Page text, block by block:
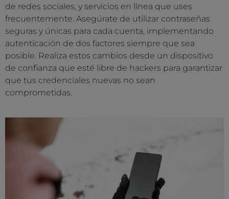
de redes sociales, y servicios en línea que uses
frecuentemente. Asegúrate de utilizar contraseñas
seguras y únicas para cada cuenta, implementando
autenticación de dos factores siempre que sea
posible. Realiza estos cambios desde un dispositivo
de confianza que esté libre de hackers para garantizar
que tus credenciales nuevas no sean
comprometidas.